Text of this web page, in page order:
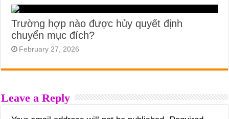
Trường hợp nào được hủy quyết định
chuyển mục đích?
February 27, 2026
Leave a Reply